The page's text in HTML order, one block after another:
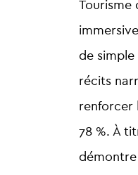
Tourisme
de
récits
renforcer
78 %. À
démontre